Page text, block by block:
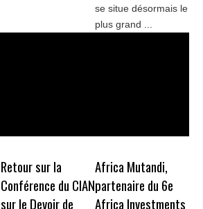
se situe désormais le
plus grand ...
Retour sur la
Conférence du CIAN
sur le Devoir de
Africa Mutandi,
partenaire du 6e
Africa Investments